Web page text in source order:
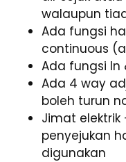
walaupun
Ada fungsi
continuous
Ada fungsi In
Ada 4 way
boleh turun
Jimat
penyejukan
digunakan